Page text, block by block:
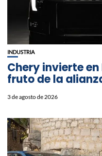
INDUSTRIA
Chery invierte en
fruto de la
3 de agosto de 2026